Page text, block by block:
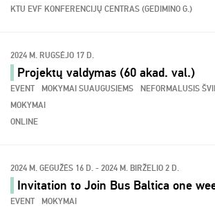
KTU EVF KONFERENCIJŲ CENTRAS (GEDIMINO G.)
2024 M. RUGSĖJO 17 D.
Projektų valdymas (60 akad. val.)
EVENT MOKYMAI SUAUGUSIEMS
NEFORMALUSIS
MOKYMAI
ONLINE
2024 M. GEGUŽĖS 16 D. - 2024 M. BIRŽELIO 2 D.
Invitation to Join Bus Baltica one
EVENT
MOKYMAI